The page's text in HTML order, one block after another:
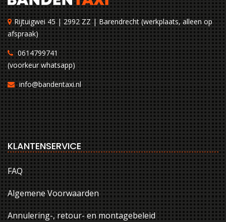
Rijtuigwei 45 | 2992 ZZ | Barendrecht (werkplaats, alleen op
afspraak)
0614799741
(voorkeur whatsapp)
info@bandentaxi.nl
KLANTENSERVICE
FAQ
Algemene Voorwaarden
Annulering-, retour- en montagebeleid